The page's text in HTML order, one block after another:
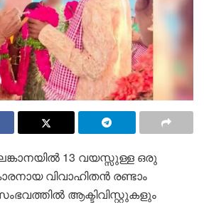
13 വയസ്സുള്ള ഒരു
വിവാഹിതൻ രണ്ടാം
ആക്ടിവിസ്റ്റുകളും